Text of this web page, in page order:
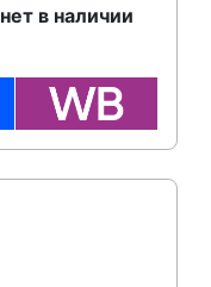
нет в наличии